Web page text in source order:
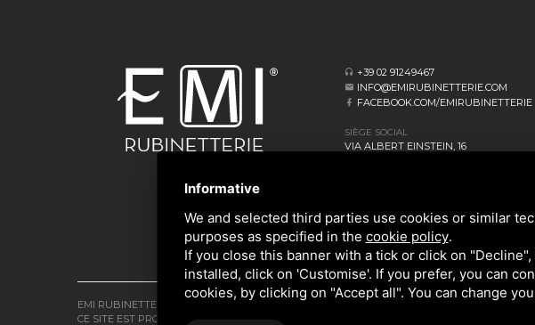
+39 02 91249467
INFO@EMIRUBINETTERIE.COM
FACEBOOK.COM/EMIRUBINETTERIE
SIÈGE SOCIAL
VIA ALBERT EINSTEIN, 16
20873 CAVENAGO DI BRIANZA MB -
EMI RUBINETTERIE SRL - P.IVA 09985650960
CE SITE EST PROTÉGÉ PAR GOOGLE RECAPTCHA V3, LES
Informative
We and selected third parties use cookies or similar
purposes as specified in the cookie policy.
If you close this banner with a tick or click on
installed, click on 'Customise'. If you prefer, you can
cookies, by clicking on "Accept all". You can change